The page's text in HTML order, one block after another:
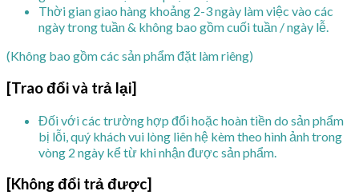
Thời gian giao hàng khoảng 2-3 ngày làm việc vào các
ngày trong tuần & không bao gồm cuối tuần / ngày lễ.
(Không bao gồm các sản phẩm đặt làm riêng)
[Trao đổi và trả lại]
Đối với các trường hợp đổi hoặc hoàn tiền do sản phẩm
bị lỗi, quý khách vui lòng liên hệ kèm theo hình ảnh trong
vòng 2 ngày kể từ khi nhận được sản phẩm.
[Không đổi trả được]